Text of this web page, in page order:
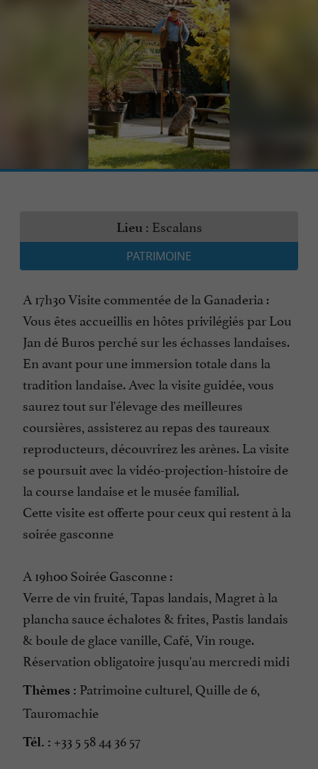
Lieu : Escalans
PATRIMOINE
A 17h30 Visite commentée de la Ganaderia :
Vous êtes accueillis en hôtes privilégiés par Lou
Jan dé Buros perché sur les échasses landaises.
En avant pour une immersion totale dans la
tradition landaise. Avec la visite guidée, vous
saurez tout sur l'élevage des meilleures
coursières, assisterez au repas des taureaux
reproducteurs, découvrirez les arènes. La visite
se poursuit avec la vidéo-projection-histoire de
la course landaise et le musée familial.
Cette visite est offerte pour ceux qui restent à la
soirée gasconne
A 19h00 Soirée Gasconne :
Verre de vin fruité, Tapas landais, Magret à la
plancha sauce échalotes & frites, Pastis landais
& boule de glace vanille, Café, Vin rouge.
Réservation obligatoire jusqu'au mercredi midi
Thèmes : Patrimoine culturel, Quille de 6,
Tauromachie
Tél. : +33 5 58 44 36 57